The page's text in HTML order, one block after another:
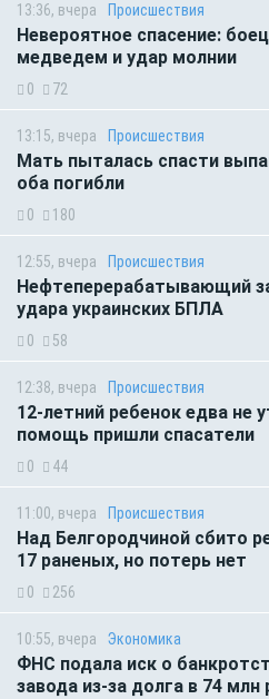
13:36, вчера Происшествия
Невероятное спасение:
медведем и удар молнии
0 72
13:15, вчера Происшествия
Мать пыталась спасти
оба погибли
0 180
12:55, вчера Происшествия
Нефтеперерабатывающий
удара украинских БПЛА
0 58
12:38, вчера Происшествия
12-летний ребенок едва не
помощь пришли спасатели
0 44
11:00, вчера Происшествия
Над Белгородчиной сбито
17 раненых, но потерь нет
0 256
10:55, вчера Экономика
ФНС подала иск о
завода из-за долга в 74 млн